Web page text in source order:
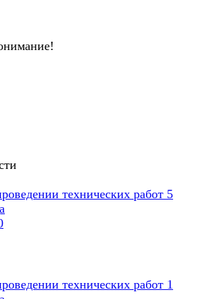
технических работ 5
технических работ 1